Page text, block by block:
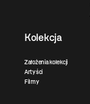
Kolekcja
Założenia kolekcji
Artyści
Filmy